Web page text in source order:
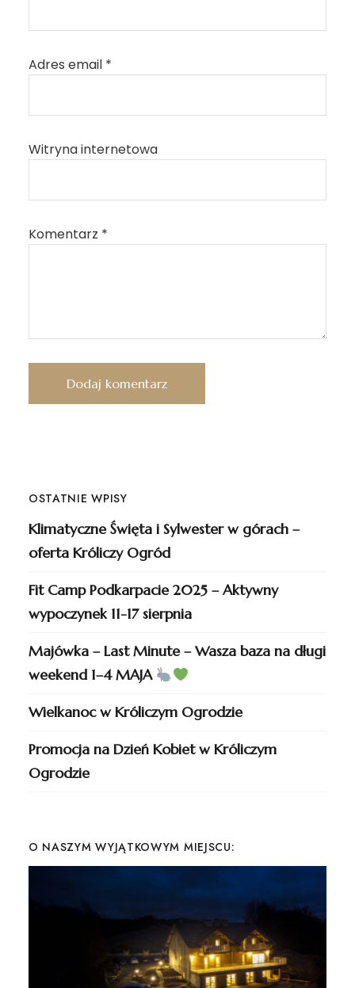
Adres email *
Witryna internetowa
Komentarz *
OSTATNIE WPISY
Klimatyczne Święta i Sylwester w górach –
oferta Króliczy Ogród
Fit Camp Podkarpacie 2025 – Aktywny
wypoczynek 11-17 sierpnia
Majówka – Last Minute – Wasza baza na długi
weekend 1–4 MAJA
Wielkanoc w Króliczym Ogrodzie
Promocja na Dzień Kobiet w Króliczym
Ogrodzie
O NASZYM WYJĄTKOWYM MIEJSCU: